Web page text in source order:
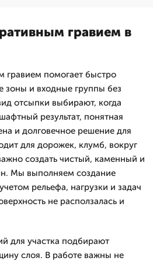
гравием в
гравием помогает быстро
зоны и входные группы без
отсыпки выбирают, когда
результат, понятная
и долговечное решение для
для дорожек, клумб, вокруг
создать чистый, каменный и
Мы выполняем создание
рельефа, нагрузки и задач
не расползалась и
для участка подбирают
слоя. В работе важны не